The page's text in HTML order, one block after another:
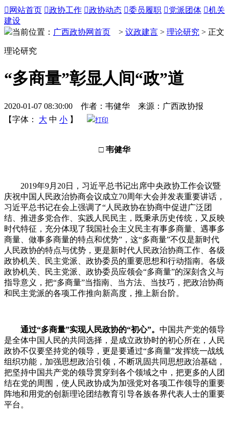
 网站首页 政协工作 政协动态 委员履职 党派团体 机关
建设
当前位置： 广西政协网首页 > 议政建言 > 理论研究 > 正文
理论研究
“多商量”彰显人间“政”道
2020-01-07 08:30:00 作者：韦健华 来源：广西政协报
【字体：
大 中 小 】 打印
□ 韦健华
2019年9月20日，习近平总书记出席中央政协工作会议暨
庆祝中国人民政治协商会议成立70周年大会并发表重要讲话，
习近平总书记在会上强调了“人民政协在协商中促进广泛团
结、推进多党合作、实践人民民主，既秉承历史传统，又反映
时代特征，充分体现了我国社会主义民主有事多商量、遇事多
商量、做事多商量的特点和优势”，这“多商量”不仅是新时代
人民政协的特点与优势，更是新时代人民政治协商工作、各级
政协机关、民主党派、政协委员的重要思想和行动指南。各级
政协机关、民主党派、政协委员应领会“多商量”的深刻含义与
指导意义，把“多商量”当指南、当方法、当技巧，把政治协商
和民主党派的各项工作推向新高度，推上新台阶。
通过“多商量”实现人民政协的“初心”。 中国共产党的领导
是全体中国人民的共同选择，是成立政协时的初心所在，人民
政协不仅要坚持党的领导，更是要通过“多商量”发挥统一战线
组织功能，加强思想政治引领，不断巩固共同思想政治基础，
把坚持中国共产党的领导贯穿到各个领域之中，把更多的人团
结在党的周围，使人民政协成为加强党对各项工作领导的重要
阵地和用党的创新理论团结教育引导各族各界代表人士的重要
平台。